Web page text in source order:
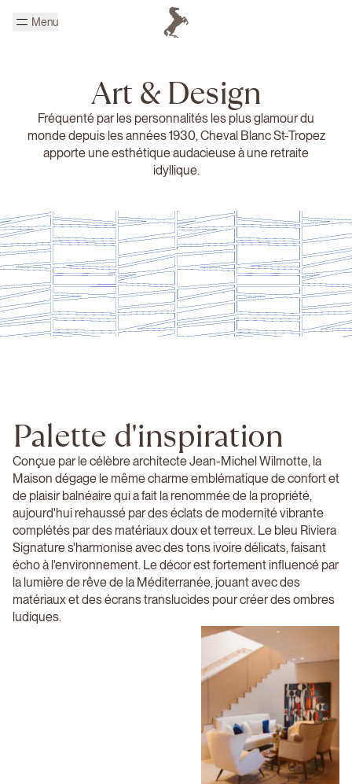
Menu
Art & Design
Fréquenté par les personnalités les plus glamour du
monde depuis les années 1930, Cheval Blanc St-Tropez
apporte une esthétique audacieuse à une retraite
idyllique.
Palette d'inspiration
Conçue par le célèbre architecte Jean-Michel Wilmotte, la
Maison dégage le même charme emblématique de confort et
de plaisir balnéaire qui a fait la renommée de la propriété,
aujourd'hui rehaussé par des éclats de modernité vibrante
complétés par des matériaux doux et terreux. Le bleu Riviera
Signature s'harmonise avec des tons ivoire délicats, faisant
écho à l'environnement. Le décor est fortement influencé par
la lumière de rêve de la Méditerranée, jouant avec des
matériaux et des écrans translucides pour créer des ombres
ludiques.